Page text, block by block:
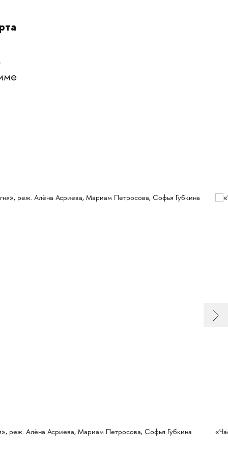
реж. Алёна Асриева, Мариам Петросова, Софья Губкина